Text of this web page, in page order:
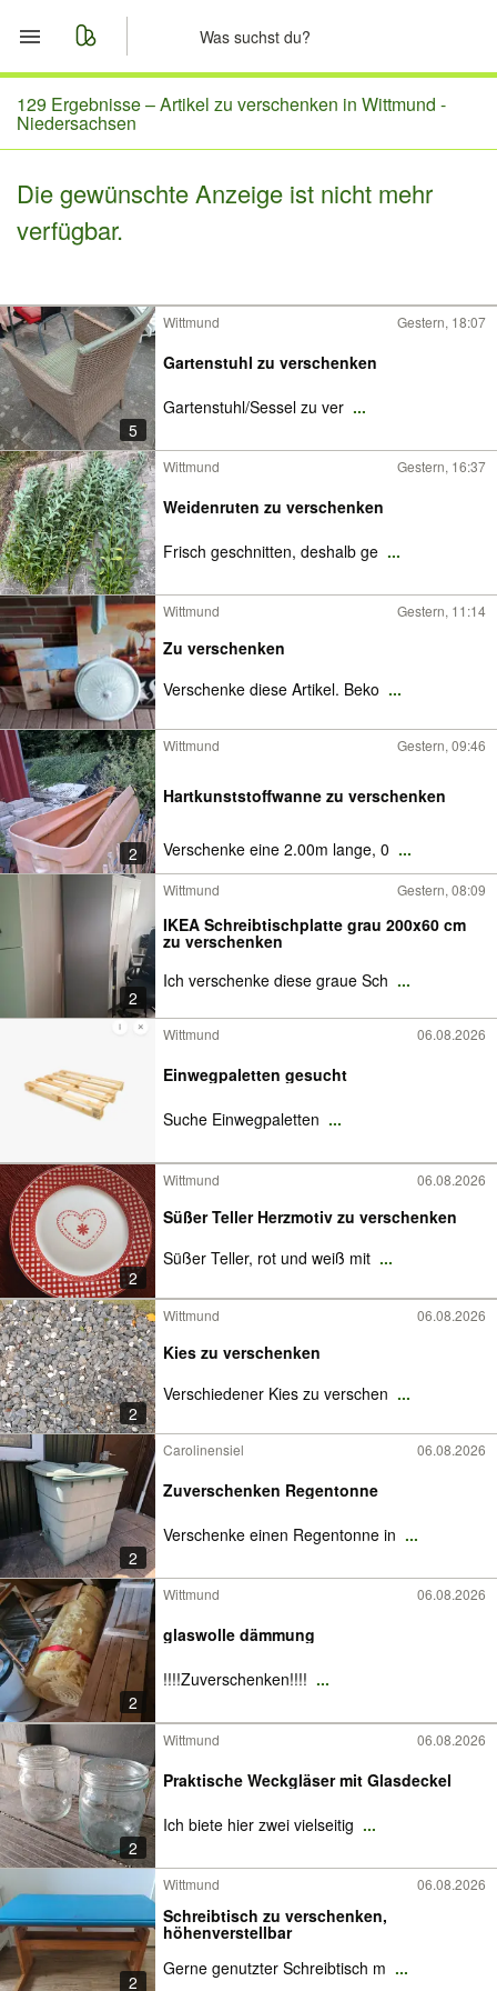
Start
Merkliste
Nachrichten
129 Ergebnisse –Artikel zu verschenken in Wittmund -
Niedersachsen
Die gewünschte Anzeige ist nicht mehr
verfügbar.
5
Wittmund Gestern, 18:07
Gartenstuhl zu verschenken
Gartenstuhl/Sessel zu ver ...
Wittmund Gestern, 16:37
Weidenruten zu verschenken
Frisch geschnitten, deshalb ge ...
Wittmund Gestern, 11:14
Zu verschenken
Verschenke diese Artikel. Beko ...
2
Wittmund Gestern, 09:46
Hartkunststoffwanne zu verschenken
Verschenke eine 2.00m lange, 0 ...
2
Wittmund Gestern, 08:09
IKEA Schreibtischplatte grau 200x60 cm
zu verschenken
Ich verschenke diese graue Sch ...
Wittmund 06.08.2026
Einwegpaletten gesucht
Suche Einwegpaletten ...
2
Wittmund 06.08.2026
Süßer Teller Herzmotiv zu verschenken
Süßer Teller, rot und weiß mit ...
2
Wittmund 06.08.2026
Kies zu verschenken
Verschiedener Kies zu verschen ...
2
Carolinensiel 06.08.2026
Zuverschenken Regentonne
Verschenke einen Regentonne in ...
2
Wittmund 06.08.2026
glaswolle dämmung
!!!!Zuverschenken!!!! ...
2
Wittmund 06.08.2026
Praktische Weckgläser mit Glasdeckel
Ich biete hier zwei vielseitig ...
2
Wittmund 06.08.2026
Schreibtisch zu verschenken,
höhenverstellbar
Gerne genutzter Schreibtisch m ...